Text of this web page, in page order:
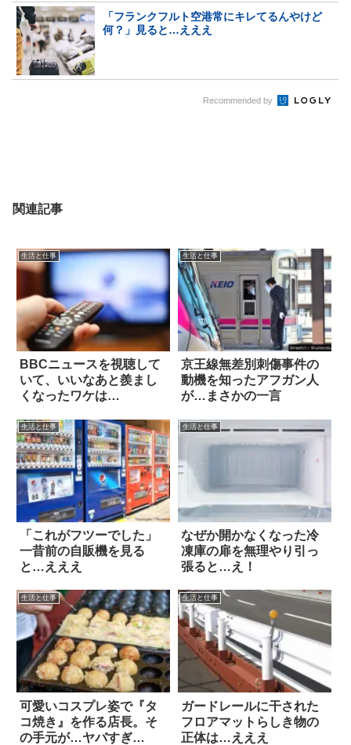
「フランクフルト空港常にキレてるんやけど
何？」見ると…えええ
Recommended by
関連記事
生活と仕事
BBCニュースを視聴して
いて、いいなあと羨まし
くなったワケは…
生活と仕事
京王線無差別刺傷事件の
動機を知ったアフガン人
が…まさかの一言
生活と仕事
「これがフツーでした」
一昔前の自販機を見る
と…えええ
生活と仕事
なぜか開かなくなった冷
凍庫の扉を無理やり引っ
張ると…え！
生活と仕事
可愛いコスプレ姿で『タ
コ焼き』を作る店長。そ
の手元が…ヤバすぎ
生活と仕事
ガードレールに干された
フロアマットらしき物の
正体は…えええ